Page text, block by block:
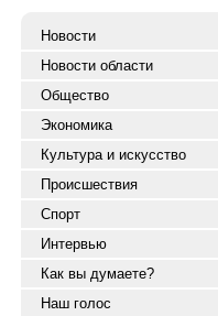
Новости
Новости области
Общество
Экономика
Культура и искусство
Происшествия
Спорт
Интервью
Как вы думаете?
Наш голос